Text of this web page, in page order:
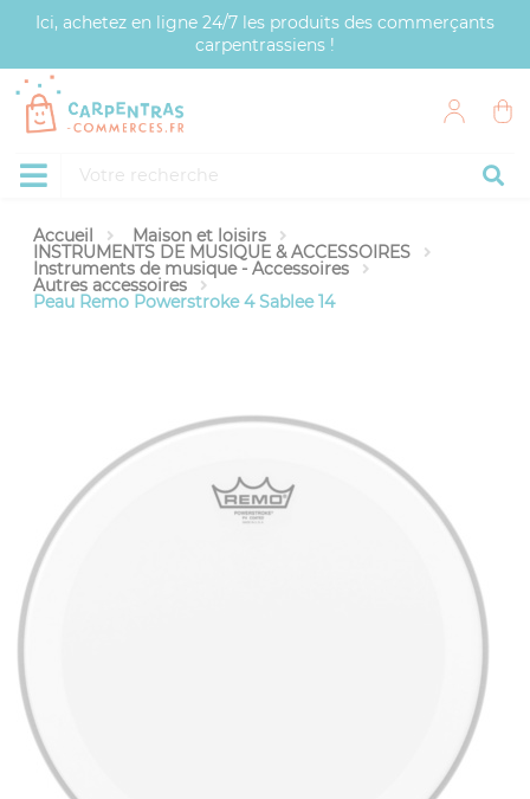
Ici, achetez en ligne 24/7 les produits des commerçants
carpentrassiens !
Accueil Maison et loisirs
INSTRUMENTS DE MUSIQUE & ACCESSOIRES
Instruments de musique - Accessoires
Autres accessoires
Peau Remo Powerstroke 4 Sablee 14
Panneau de gestion des cookies